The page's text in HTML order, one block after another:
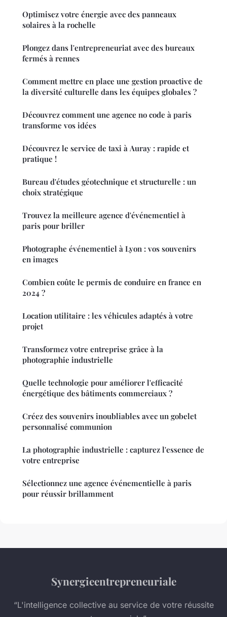
Optimisez votre énergie avec des panneaux
solaires à la rochelle
Plongez dans l'entrepreneuriat avec des bureaux
fermés à rennes
Comment mettre en place une gestion proactive de
la diversité culturelle dans les équipes globales ?
Découvrez comment une agence no code à paris
transforme vos idées
Découvrez le service de taxi à Auray : rapide et
pratique !
Bureau d'études géotechnique et structurelle : un
choix stratégique
Trouvez la meilleure agence d'événementiel à
paris pour briller
Photographe événementiel à Lyon : vos souvenirs
en images
Combien coûte le permis de conduire en france en
2024 ?
Location utilitaire : les véhicules adaptés à votre
projet
Transformez votre entreprise grâce à la
photographie industrielle
Quelle technologie pour améliorer l'efficacité
énergétique des bâtiments commerciaux ?
Créez des souvenirs inoubliables avec un gobelet
personnalisé communion
La photographie industrielle : capturez l'essence de
votre entreprise
Sélectionnez une agence événementielle à paris
pour réussir brillamment
Synergieentrepreneuriale
“L'intelligence collective au service de votre réussite